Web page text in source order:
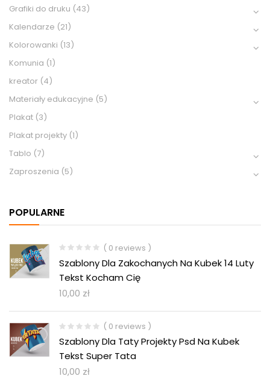
Grafiki do druku (43)
Kalendarze (21)
Kolorowanki (13)
Komunia (1)
kreator (4)
Materiały edukacyjne (5)
Plakat (3)
Plakat projekty (1)
Tablo (7)
Zaproszenia (5)
POPULARNE
( 0 reviews )
Szablony Dla Zakochanych Na Kubek 14 Luty
Tekst Kocham Cię
10,00 zł
( 0 reviews )
Szablony Dla Taty Projekty Psd Na Kubek
Tekst Super Tata
10,00 zł